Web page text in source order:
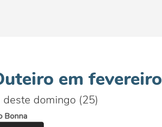
em fevereiro
domingo (25)
Bonna